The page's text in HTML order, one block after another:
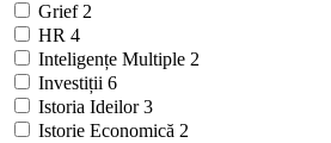
Grief 2
HR 4
Inteligențe Multiple 2
Investiții 6
Istoria Ideilor3
Istorie Economică 2